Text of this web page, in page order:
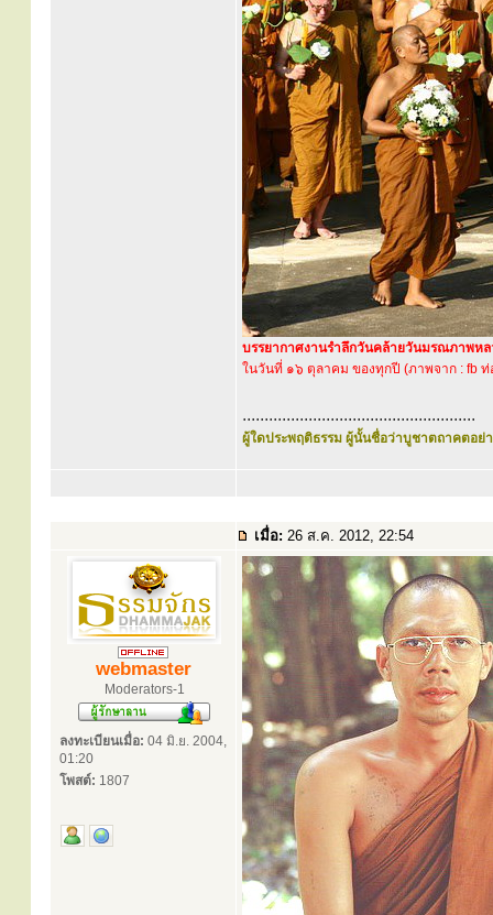
บรรยากาศงานรำลึกวันคล้ายวันมรณภาพห
ในวันที่ ๑๖ ตุลาคม ของทุกปี (ภาพจาก : fb ท่
.....................................................
ผู้ใดประพฤติธรรม ผู้นั้นชื่อว่าบูชาตถาคตอย่า
เมื่อ: 26 ส.ค. 2012, 22:54
webmaster
Moderators-1
ลงทะเบียนเมื่อ: 04 มิ.ย. 2004,
01:20
โพสต์: 1807